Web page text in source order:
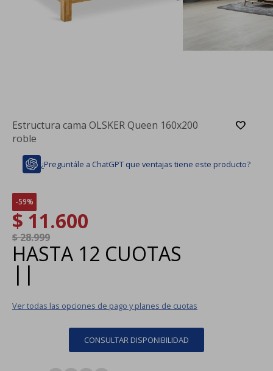
Estructura cama OLSKER Queen 160x200
roble
¿Preguntále a ChatGPT que ventajas tiene este producto?
59
$ 11.600
$28.999
HASTA 12 CUOTAS
| |
Ver todas las opciones de pago y planes de cuotas
CONSULTAR DISPONIBILIDAD